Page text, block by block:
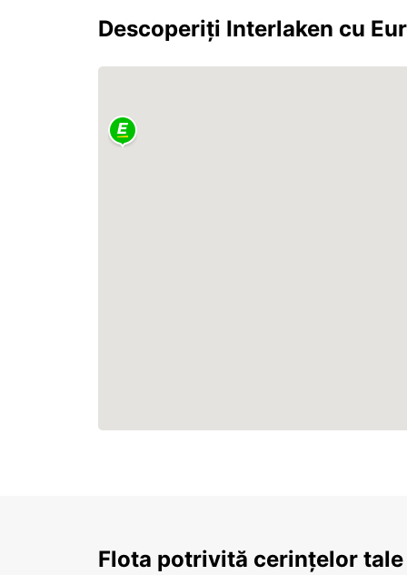
Descoperiți Interlaken cu
Flota potrivită cerințelor tale